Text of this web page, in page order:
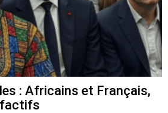
: Africains et Français,